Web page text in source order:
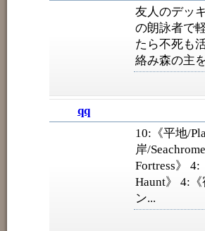
友人のデッ
の朗詠者で
たら不死も
絡み森の主
qq
10:《平地/
岸/
Fortress》
Haunt》 4:
ン...